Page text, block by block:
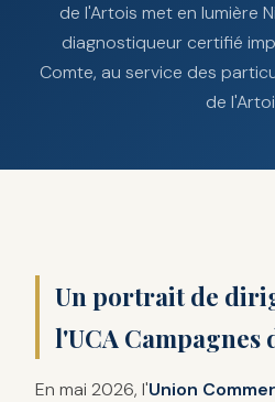
de l'Artois met en lumière
diagnostiqueur certifié
Comte, au service des
de
Un portrait de
l'UCA Campagnes
En mai 2026, l'Union